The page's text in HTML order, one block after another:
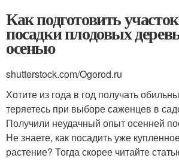
Как подготовить
посадки плодовых
осенью
shutterstock.com/Ogorod.ru
Хотите из года в год получать
теряетесь при выборе саженцев в
Получили неудачный опыт осенней
Не знаете, как посадить уже
растение? Тогда скорее читайте